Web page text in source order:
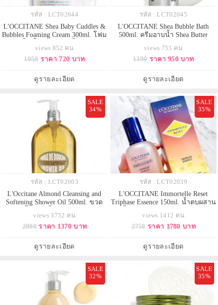
รหัส : LCT02044
L'OCCITANE Shea Baby Cuddles &
Bubbles Foaming Cream 300ml. โฟม
กลายเป็นฟองโฟมหนานุ่มที่อ่อนโยน
ต่อผิวหนัง เส้นผม และหนังศีรษะ
มีส่วนผสมของสารสกัดจาก
ธรรมชาติ ได้แก่ เชีย บัตเตอร์ และ
views 852 คน
1050 ราคา 720 บาท
ดูรายละเอียด
รหัส : LCT02045
L'OCCITANE Shea Bubble Bath
500ml. ครีมอาบน้ำ Shea Butter
เชีย บัตเตอร์ 5% Shea Extract ช่วย
มอบความชุ่มชื้นแก่ผิว และปกป้อง
หวานของครีมอาบน้ำจะแปรเปลี่ยน
เป็นโฟมหนานุ่มเมื่อสัมผัสกับน้ำ ช
views 753 คน
1390 ราคา 950 บาท
ดูรายละเอียด
SALE
34%
รหัส : LCT02003
L'Occitane Almond Cleansing and
Softening Shower Oil 500ml. ขวด
ครีมน้ำนมละเอียดอ่อน ด้วยส่วนผสม
ของ Almond เข้าบำรุงผิวให้นุ่ม
กลับสมดุลให้ผิว กลิ่นละมุน สะอาด
ไม่แห้งตึง และยังสาม
views 3752 คน
2090 ราคา 1370 บาท
ดูรายละเอียด
SALE
35%
รหัส : LCT02039
L'OCCITANE Immortelle Reset
Triphase Essence 150ml. น้ำตบผสาน
ชุ่มชื้น นุ่มลื่น ปรับให้ผิวดูเด็กลง เพิ่ม
ความสมดุลให้ผิวและไมโครไบโอม
ผิว เพิ่มความรื่นรมย์ในการบำรุงผิวที่
มีประสิทธิภาพสูง พ
views 1412 คน
2750 ราคา 1780 บาท
ดูรายละเอียด
SALE
32%
SALE
35%